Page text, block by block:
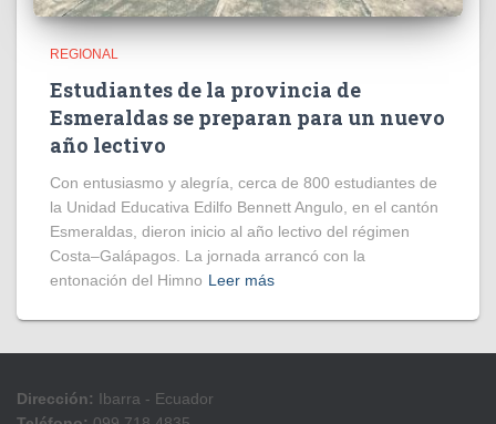
REGIONAL
Estudiantes de la provincia de
Esmeraldas se preparan para un nuevo
año lectivo
Con entusiasmo y alegría, cerca de 800 estudiantes de
la Unidad Educativa Edilfo Bennett Angulo, en el cantón
Esmeraldas, dieron inicio al año lectivo del régimen
Costa–Galápagos. La jornada arrancó con la
entonación del Himno Leer más
Dirección: Ibarra - Ecuador